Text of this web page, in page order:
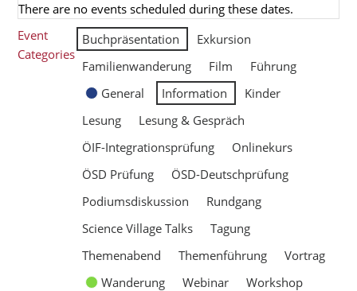
There are no events scheduled during these dates.
Event
Categories
Buchpräsentation
Exkursion
Familienwanderung
Film
Führung
General
Information
Kinder
Lesung
Lesung & Gespräch
ÖIF-Integrationsprüfung
Onlinekurs
ÖSD Prüfung
ÖSD-Deutschprüfung
Podiumsdiskussion
Rundgang
Science Village Talks
Tagung
Themenabend
Themenführung
Vortrag
Wanderung
Webinar
Workshop